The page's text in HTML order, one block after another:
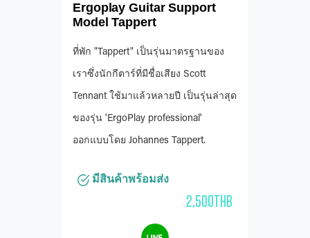
Ergoplay Guitar Support
Model Tappert
ที่พัก "Tappert" เป็นรุ่นมาตรฐานของ
เราซึ่งนักกีตาร์ที่มีชื่อเสียง Scott
Tennant ใช้มาแล้วหลายปี เป็นรุ่นล่าสุด
ของรุ่น 'ErgoPlay professional'
ออกแบบโดย Johannes Tappert.
มีสินค้าพร้อมส่ง
2,500THB